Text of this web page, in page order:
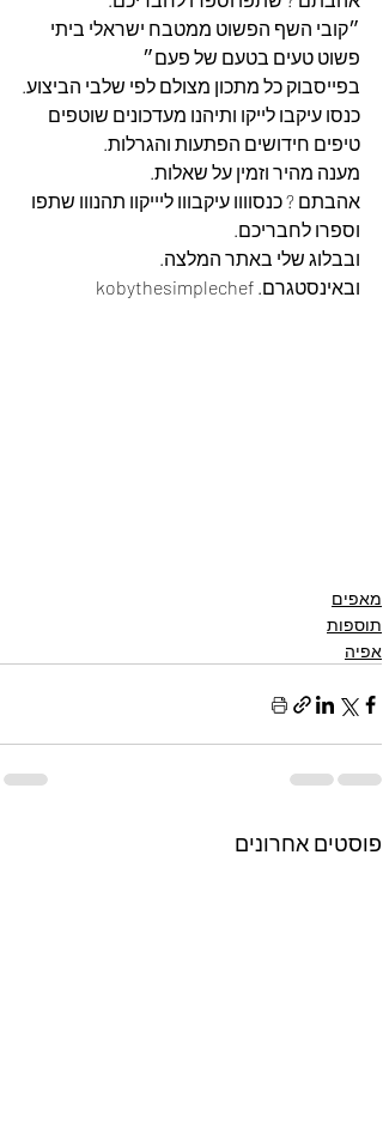
״קובי השף הפשוט ממטבח ישראלי ביתי
פשוט טעים בטעם של פעם״
בפייסבוק כל מתכון מצולם לפי שלבי הביצוע.
כנסו עיקבו לייקו ותיהנו מעדכונים שוטפים
טיפים חידושים הפתעות והגרלות.
מענה מהיר וזמין על שאלות.
אהבתם ? כנסוווו עיקבווו ליייקוו תהנווו שתפו
וספרו לחבריכם.
ובבלוג שלי באתר המלצה.
ובאינסטגרם. kobythesimplechef
מאפים
תוספות
אפיה
פוסטים אחרונים